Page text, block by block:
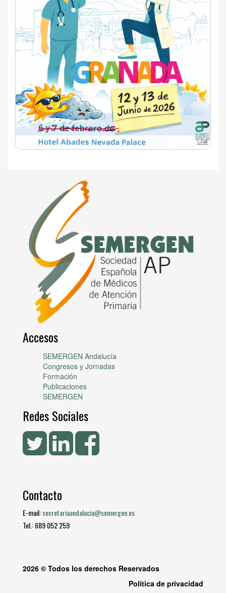
Accesos
SEMERGEN Andalucía
Congresos y Jornadas
Formación
Publicaciones
SEMERGEN
Redes Sociales
Contacto
E-mail:secretariaandalucia@semergen.es
Tel.: 689 052 259
2026 © Todos los derechos Reservados
Política de privacidad